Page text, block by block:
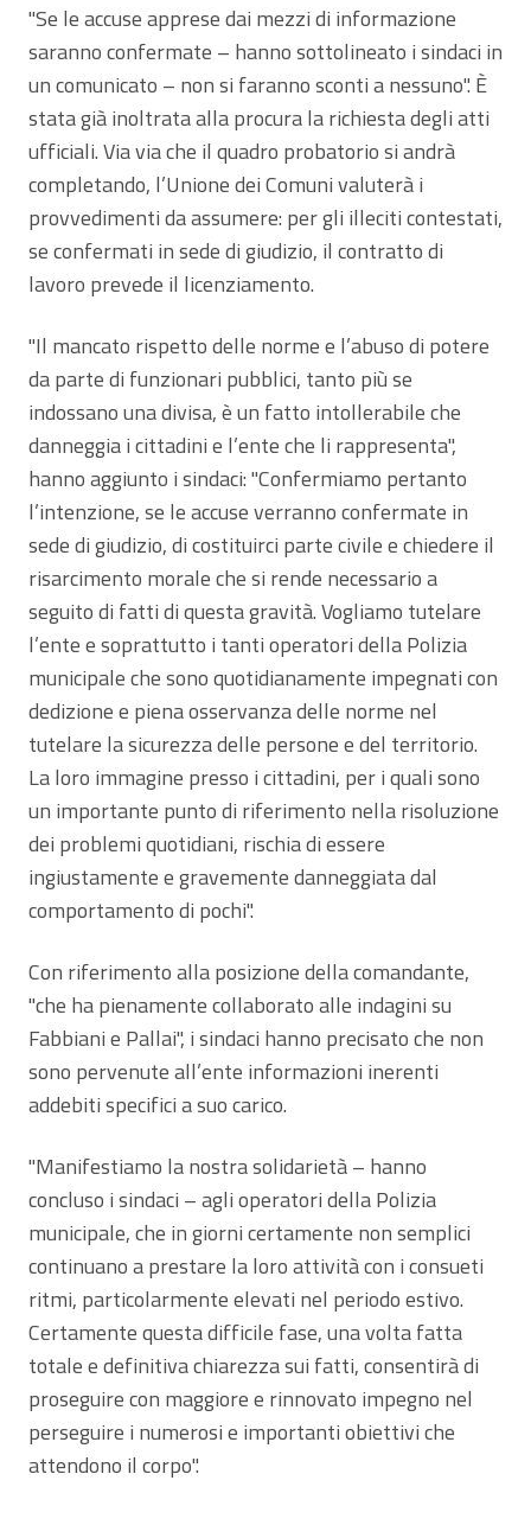
"Se le accuse apprese dai mezzi di informazione
saranno confermate – hanno sottolineato i sindaci in
un comunicato – non si faranno sconti a nessuno". È
stata già inoltrata alla procura la richiesta degli atti
ufficiali. Via via che il quadro probatorio si andrà
completando, l’Unione dei Comuni valuterà i
provvedimenti da assumere: per gli illeciti contestati,
se confermati in sede di giudizio, il contratto di
lavoro prevede il licenziamento.
"Il mancato rispetto delle norme e l’abuso di potere
da parte di funzionari pubblici, tanto più se
indossano una divisa, è un fatto intollerabile che
danneggia i cittadini e l’ente che li rappresenta",
hanno aggiunto i sindaci: "Confermiamo pertanto
l’intenzione, se le accuse verranno confermate in
sede di giudizio, di costituirci parte civile e chiedere il
risarcimento morale che si rende necessario a
seguito di fatti di questa gravità. Vogliamo tutelare
l’ente e soprattutto i tanti operatori della Polizia
municipale che sono quotidianamente impegnati con
dedizione e piena osservanza delle norme nel
tutelare la sicurezza delle persone e del territorio.
La loro immagine presso i cittadini, per i quali sono
un importante punto di riferimento nella risoluzione
dei problemi quotidiani, rischia di essere
ingiustamente e gravemente danneggiata dal
comportamento di pochi".
Con riferimento alla posizione della comandante,
"che ha pienamente collaborato alle indagini su
Fabbiani e Pallai", i sindaci hanno precisato che non
sono pervenute all’ente informazioni inerenti
addebiti specifici a suo carico.
"Manifestiamo la nostra solidarietà – hanno
concluso i sindaci – agli operatori della Polizia
municipale, che in giorni certamente non semplici
continuano a prestare la loro attività con i consueti
ritmi, particolarmente elevati nel periodo estivo.
Certamente questa difficile fase, una volta fatta
totale e definitiva chiarezza sui fatti, consentirà di
proseguire con maggiore e rinnovato impegno nel
perseguire i numerosi e importanti obiettivi che
attendono il corpo".